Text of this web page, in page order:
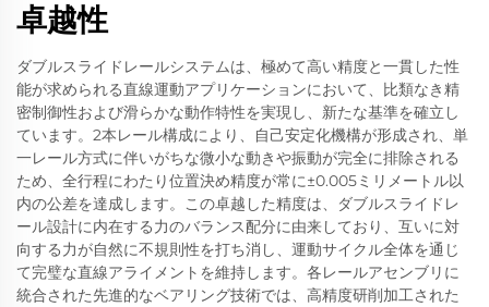
卓越性
ダブルスライドレールシステムは、極めて高い精度と一貫した性
能が求められる直線運動アプリケーションにおいて、比類なき精
密制御性および滑らかな動作特性を実現し、新たな基準を確立し
ています。2本レール構成により、自己安定化機構が形成され、単
一レール方式に伴いがちな微小な動きや振動が完全に排除される
ため、全行程にわたり位置決め精度が常に±0.005ミリメートル以
内の公差を達成します。この卓越した精度は、ダブルスライドレ
ール設計に内在する力のバランス配分に由来しており、互いに対
向する力が自然に不規則性を打ち消し、運動サイクル全体を通じ
て完璧な直線アライメントを維持します。各レールアセンブリに
統合された先進的なベアリング技術では、高精度研削加工された